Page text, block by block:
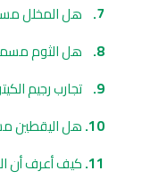
هل المخلل
هل الثوم
تجارب رجيم
هل اليقطين
كيف أعرف أن